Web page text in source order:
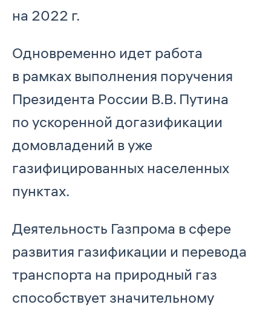
на 2022 г.
Одновременно идет работа
в рамках выполнения поручения
Президента России В.В. Путина
по ускоренной догазификации
домовладений в уже
газифицированных населенных
пунктах.
Деятельность Газпрома в сфере
развития газификации и перевода
транспорта на природный газ
способствует значительному